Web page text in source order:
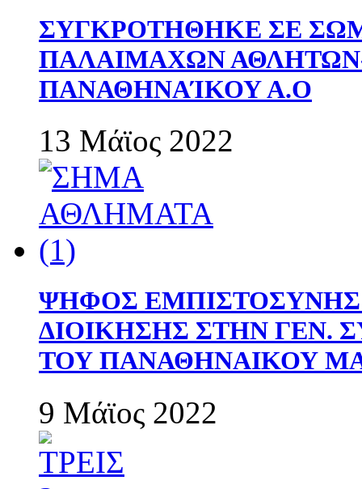
ΣΥΓΚΡΟΤΗΘΗΚΕ ΣΕ
ΠΑΛΑΙΜΑΧΩΝ
ΠΑΝΑΘΗΝΑΊΚΟΥ Α.Ο
13 Μάϊος 2022
ΨΗΦΟΣ
ΔΙΟΙΚΗΣΗΣ ΣΤΗΝ ΓΕΝ.
ΤΟΥ ΠΑΝΑΘΗΝΑΙΚΟΥ
9 Μάϊος 2022